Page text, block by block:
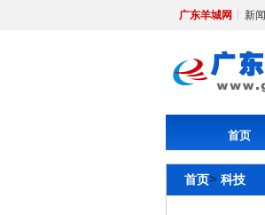
广东羊城网 新闻
首页
首页> 科技